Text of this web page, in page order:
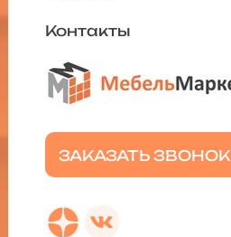
ЗАКАЗАТЬ ЗВОНОК
Контакты